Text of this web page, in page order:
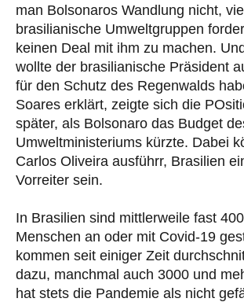
man Bolsonaros Wandlung nicht,
brasilianische Umweltgruppen
keinen Deal mit ihm zu machen.
wollte der brasilianische Präsident
für den Schutz des Regenwalds
Soares erklärt, zeigte sich die
später, als Bolsonaro das Budget
Umweltministeriums kürzte. Dabei
Carlos Oliveira ausführr, Brasilien
Vorreiter sein.
In Brasilien sind mittlerweile fast
Menschen an oder mit Covid-19
kommen seit einiger Zeit
dazu, manchmal auch 3000 und
hat stets die Pandemie als nicht